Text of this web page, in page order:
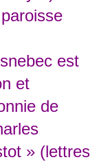
est
et
de
» (lettres